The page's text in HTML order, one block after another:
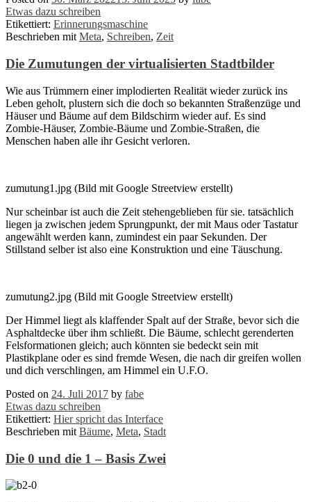
Etwas dazu schreiben
Etikettiert: Erinnerungsmaschine
Beschrieben mit Meta, Schreiben, Zeit
Die Zumutungen der virtualisierten Stadtbilder
Wie aus Trümmern einer implodierten Realität wieder zurück ins
Leben geholt, plustern sich die doch so bekannten Straßenzüge und
Häuser und Bäume auf dem Bildschirm wieder auf. Es sind
Zombie-Häuser, Zombie-Bäume und Zombie-Straßen, die
Menschen haben alle ihr Gesicht verloren.
zumutung1.jpg (Bild mit Google Streetview erstellt)
Nur scheinbar ist auch die Zeit stehengeblieben für sie. tatsächlich
liegen ja zwischen jedem Sprungpunkt, der mit Maus oder Tastatur
angewählt werden kann, zumindest ein paar Sekunden. Der
Stillstand selber ist also eine Konstruktion und eine Täuschung.
zumutung2.jpg (Bild mit Google Streetview erstellt)
Der Himmel liegt als klaffender Spalt auf der Straße, bevor sich die
Asphaltdecke über ihm schließt. Die Bäume, schlecht gerenderten
Felsformationen gleich; auch könnten sie bedeckt sein mit
Plastikplane oder es sind fremde Wesen, die nach dir greifen wollen
und dich verschlingen, am Himmel ein U.F.O.
Posted on 24. Juli 2017 by fabe
Etwas dazu schreiben
Etikettiert: Hier spricht das Interface
Beschrieben mit Bäume, Meta, Stadt
Die 0 und die 1 – Basis Zwei